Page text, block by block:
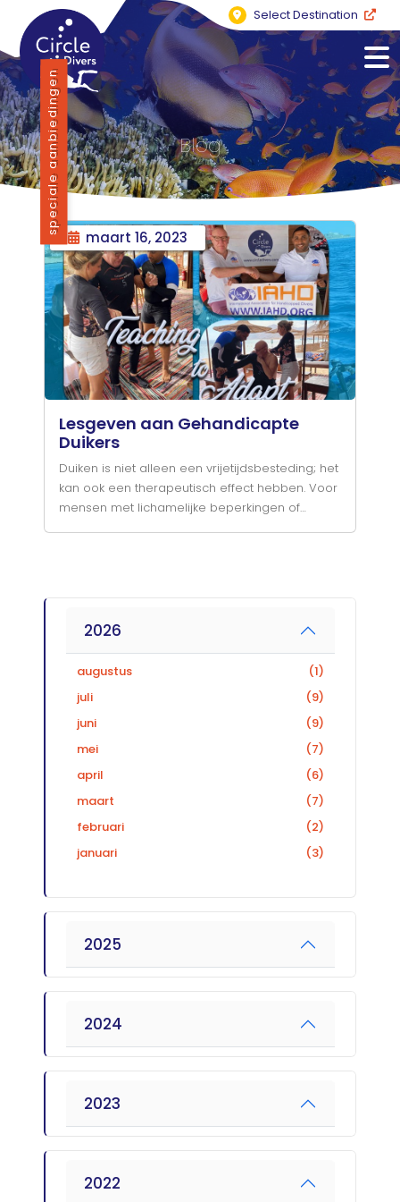
Select Destination
Blog
maart 16, 2023
Lesgeven aan Gehandicapte
Duikers
Duiken is niet alleen een vrijetijdsbesteding; het
kan ook een therapeutisch effect hebben. Voor
mensen met lichamelijke beperkingen of
lichamelijke conditie te verbeteren.
2026
augustus
(1)
juli
(9)
juni
(9)
mei
(7)
april
(6)
maart
(7)
februari
(2)
januari
(3)
2025
2024
2023
2022
speciale aanbiedingen